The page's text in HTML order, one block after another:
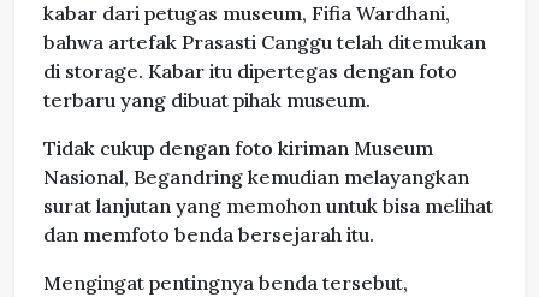
kabar dari petugas museum, Fifia Wardhani,
bahwa artefak Prasasti Canggu telah ditemukan
di storage. Kabar itu dipertegas dengan foto
terbaru yang dibuat pihak museum.
Tidak cukup dengan foto kiriman Museum
Nasional, Begandring kemudian melayangkan
surat lanjutan yang memohon untuk bisa melihat
dan memfoto benda bersejarah itu.
Mengingat pentingnya benda tersebut,